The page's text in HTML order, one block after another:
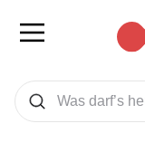
Was wollen Sie suchen
Suchen